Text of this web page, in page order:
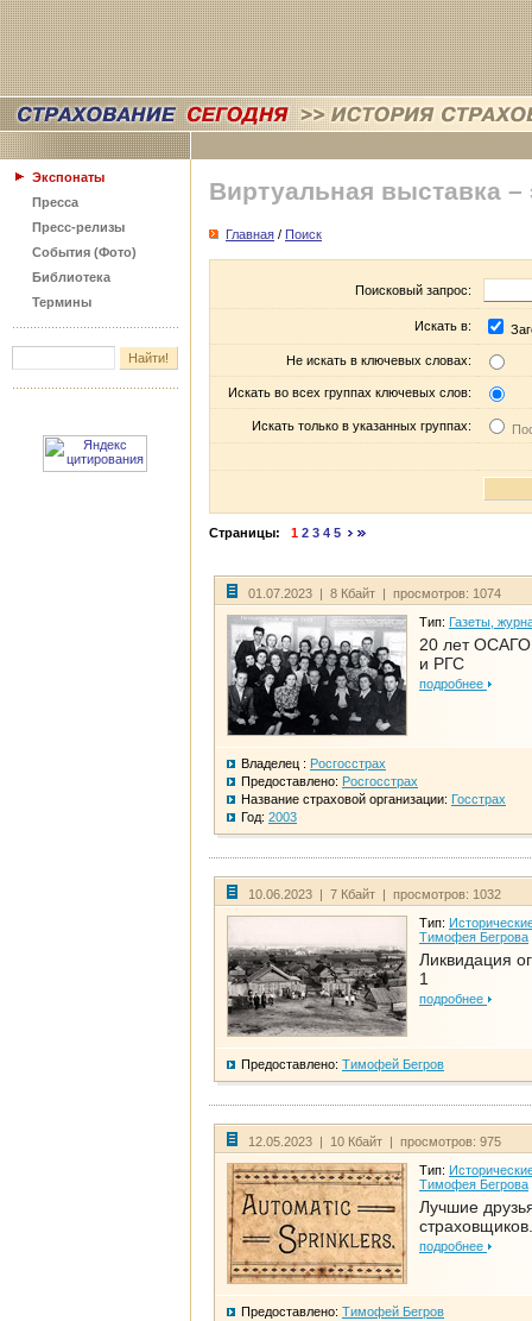
Экспонаты
Пресса
Пресс-релизы
События (Фото)
Библиотека
Термины
Виртуальная выставка –
Главная / Поиск
Поисковый запрос:
Искать в:
Не искать в ключевых словах:
Искать во всех группах ключевых слов:
Искать только в указанных группах:
Страницы: 1 2 3 4 5
01.07.2023 | 8 Кбайт | просмотров: 1074
Тип: Газеты,
20 лет
и РГС
подробнее
Владелец : Росгосстрах
Предоставлено: Росгосстрах
Название страховой организации: Госстрах
Год: 2003
10.06.2023 | 7 Кбайт | просмотров: 1032
Тип:
Тимофея Бегрова
Ликвидация
1
подробнее
Предоставлено: Тимофей Бегров
12.05.2023 | 10 Кбайт | просмотров: 975
Тип:
Тимофея Бегрова
Лучшие
подробнее
Предоставлено: Тимофей Бегров